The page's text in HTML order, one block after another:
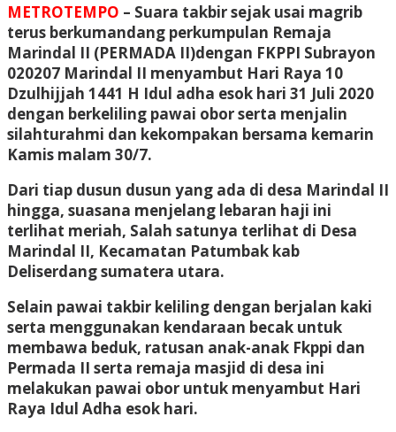
METROTEMPO – Suara takbir sejak usai magrib
terus berkumandang perkumpulan Remaja
Marindal II (PERMADA II)dengan FKPPI Subrayon
020207 Marindal II menyambut Hari Raya 10
Dzulhijjah 1441 H Idul adha esok hari 31 Juli 2020
dengan berkeliling pawai obor serta menjalin
silahturahmi dan kekompakan bersama kemarin
Kamis malam 30/7.
Dari tiap dusun dusun yang ada di desa Marindal II
hingga, suasana menjelang lebaran haji ini
terlihat meriah, Salah satunya terlihat di Desa
Marindal II, Kecamatan Patumbak kab
Deliserdang sumatera utara.
Selain pawai takbir keliling dengan berjalan kaki
serta menggunakan kendaraan becak untuk
membawa beduk, ratusan anak-anak Fkppi dan
Permada II serta remaja masjid di desa ini
melakukan pawai obor untuk menyambut Hari
Raya Idul Adha esok hari.